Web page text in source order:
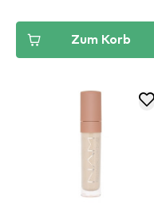
Zum Korb